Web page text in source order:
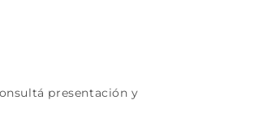
presentación y